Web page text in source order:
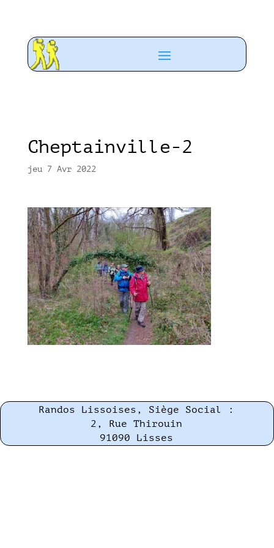
Cheptainville-2
jeu 7 Avr 2022
Randos Lissoises, Siège Social :
2, Rue Thirouin
91090 Lisses